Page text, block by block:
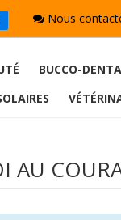
Nous
BUCCO-
AU